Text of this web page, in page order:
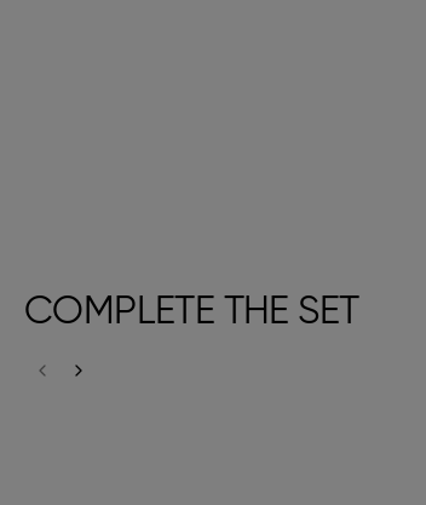
COMPLETE THE SET